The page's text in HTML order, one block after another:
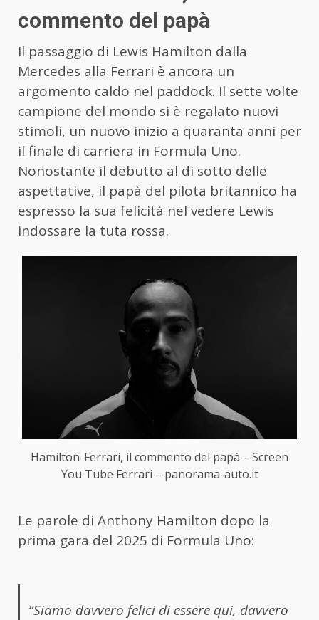
commento del papà
Il passaggio di Lewis Hamilton dalla
Mercedes alla Ferrari è ancora un
argomento caldo nel paddock. Il sette volte
campione del mondo si è regalato nuovi
stimoli, un nuovo inizio a quaranta anni per
il finale di carriera in Formula Uno.
Nonostante il debutto al di sotto delle
aspettative, il papà del pilota britannico ha
espresso la sua felicità nel vedere Lewis
indossare la tuta rossa.
Hamilton-Ferrari, il commento del papà – Screen
You Tube Ferrari – panorama-auto.it
Le parole di Anthony Hamilton dopo la
prima gara del 2025 di Formula Uno:
“Siamo davvero felici di essere qui, davvero